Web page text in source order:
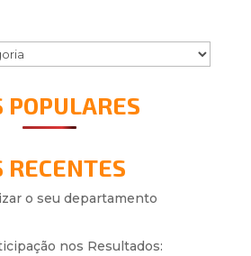
o seu departamento
nos Resultados: